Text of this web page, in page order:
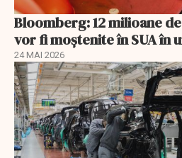
Bloomberg: 12 milioane
vor fi moștenite în SUA în
24 MAI 2026